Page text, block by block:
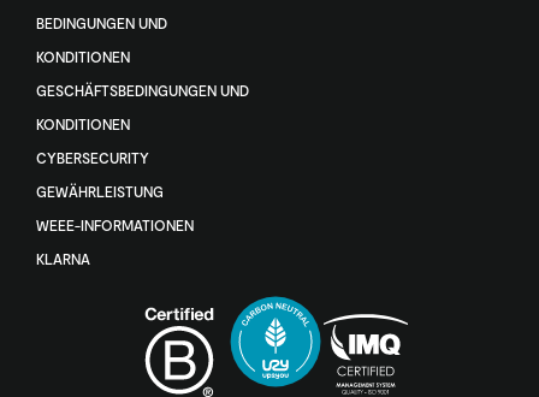
BEDINGUNGEN UND
KONDITIONEN
GESCHÄFTSBEDINGUNGEN UND
KONDITIONEN
CYBERSECURITY
GEWÄHRLEISTUNG
WEEE-INFORMATIONEN
KLARNA